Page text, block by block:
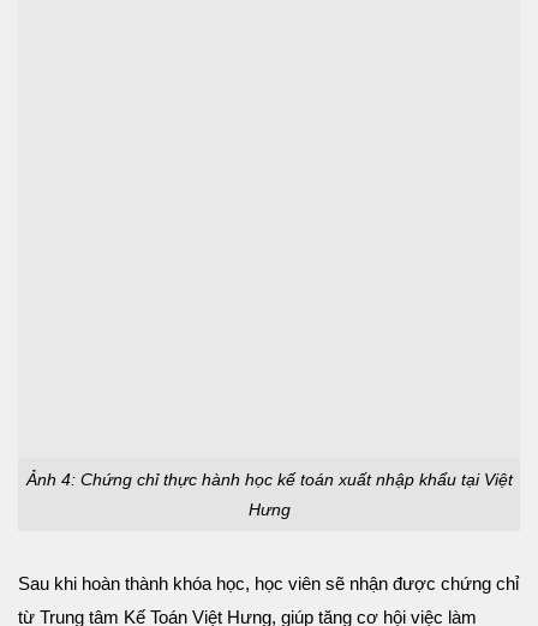
Ảnh 4: Chứng chỉ thực hành học kế toán xuất nhập khẩu tại Việt
Hưng
Sau khi hoàn thành khóa học, học viên sẽ nhận được chứng chỉ
từ Trung tâm Kế Toán Việt Hưng, giúp tăng cơ hội việc làm